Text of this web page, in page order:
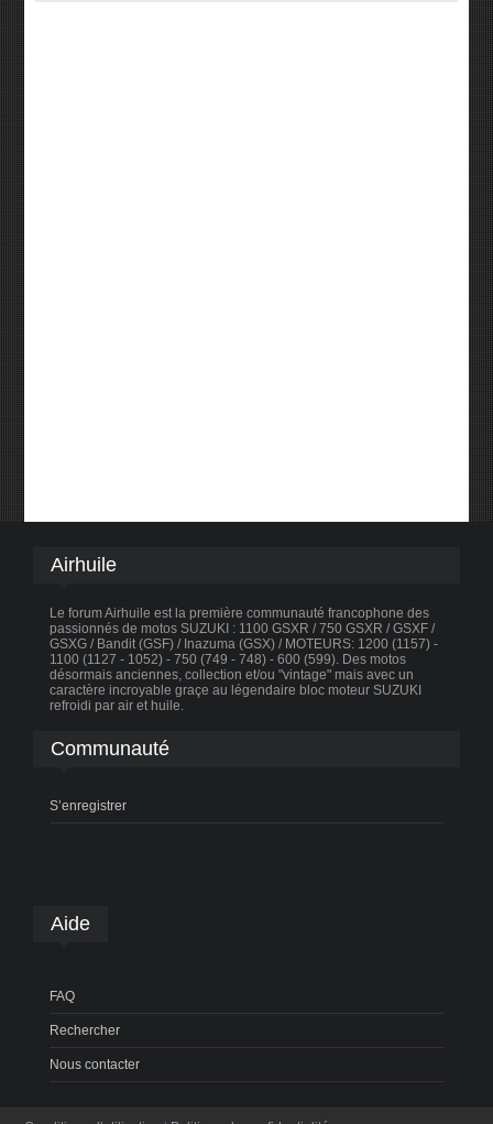
Airhuile
Le forum Airhuile est la première communauté francophone des
passionnés de motos SUZUKI : 1100 GSXR / 750 GSXR / GSXF /
GSXG / Bandit (GSF) / Inazuma (GSX) / MOTEURS: 1200 (1157) -
1100 (1127 - 1052) - 750 (749 - 748) - 600 (599). Des motos
désormais anciennes, collection et/ou "vintage" mais avec un
caractère incroyable graçe au légendaire bloc moteur SUZUKI
refroidi par air et huile.
Communauté
S’enregistrer
Aide
FAQ
Rechercher
Nous contacter